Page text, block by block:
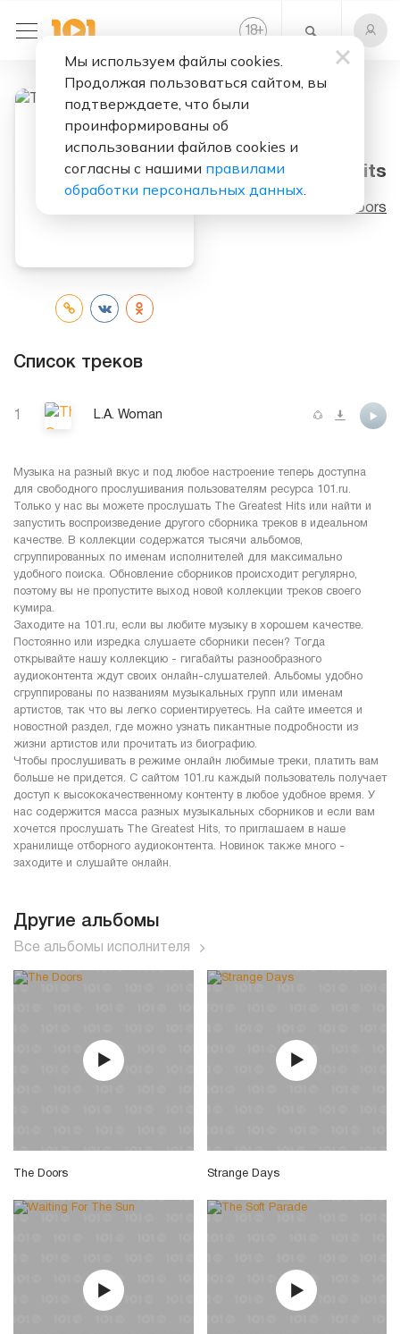
18+
Слушать бесплатно
The Greatest Hits
The Doors
Список треков
1 L.A. Woman
Музыка на разный вкус и под любое настроение теперь доступна
для свободного прослушивания пользователям ресурса 101.ru.
Только у нас вы можете прослушать The Greatest Hits или найти и
запустить воспроизведение другого сборника треков в идеальном
качестве. В коллекции содержатся тысячи альбомов,
сгруппированных по именам исполнителей для максимально
удобного поиска. Обновление сборников происходит регулярно,
поэтому вы не пропустите выход новой коллекции треков своего
кумира.
Заходите на 101.ru, если вы любите музыку в хорошем качестве.
Постоянно или изредка слушаете сборники песен? Тогда
открывайте нашу коллекцию - гигабайты разнообразного
аудиоконтента ждут своих онлайн-слушателей. Альбомы удобно
сгруппированы по названиям музыкальных групп или именам
артистов, так что вы легко сориентируетесь. На сайте имеется и
новостной раздел, где можно узнать пикантные подробности из
жизни артистов или прочитать из биографию.
Чтобы прослушивать в режиме онлайн любимые треки, платить вам
больше не придется. С сайтом 101.ru каждый пользователь получает
доступ к высококачественному контенту в любое удобное время. У
нас содержится масса разных музыкальных сборников и если вам
хочется прослушать The Greatest Hits, то приглашаем в наше
хранилище отборного аудиоконтента. Новинок также много -
заходите и слушайте онлайн.
Другие альбомы
Все альбомы исполнителя
The Doors Strange Days
Мы используем файлы cookies.
Продолжая пользоваться сайтом, вы
подтверждаете, что были
проинформированы об
использовании файлов cookies и
согласны с нашими правилами
обработки персональных данных.